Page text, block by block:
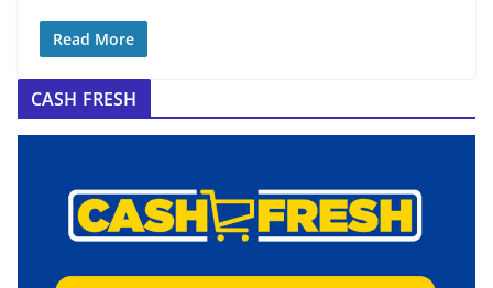
Read More
CASH FRESH